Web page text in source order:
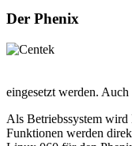
Der Phenix
eingesetzt werden.
Als Betriebssystem
Funktionen werden